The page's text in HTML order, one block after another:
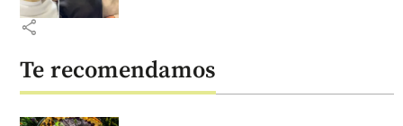
share
Te recomendamos